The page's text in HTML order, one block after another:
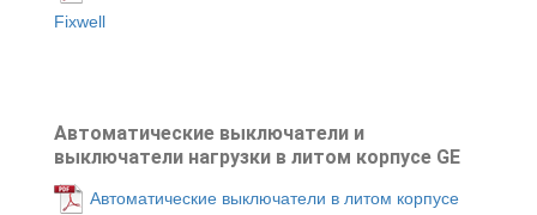
Fixwell
Автоматические выключатели и
выключатели нагрузки в литом корпусе GE
Автоматические выключатели в литом корпусе